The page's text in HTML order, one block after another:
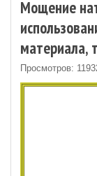
Мощение
материала,
Просмотров: